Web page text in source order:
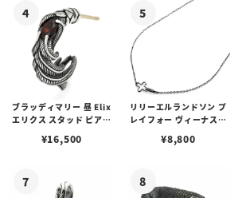
ブラッディマリー 昼 Elix
エリクス スタッド ピアス
¥16,500
リリーエルランドソン プ
レイフォー ヴィーナスチ
¥8,800